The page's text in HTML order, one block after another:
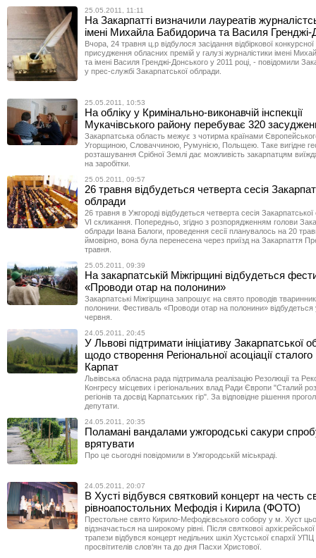
25.05.2011, 11:11
На Закарпатті визначили лауреатів
імені Михайла Бабидорича та Василя Гренджі-
Вчора, 24 травня ц.р відбулося засідання відбіркової конкурсної
присудження обласних премій у галузі журналістики імені
та імені Василя Гренджі-Донського у 2011 році, - повідомили
у прес-службі Закарпатської облради.
25.05.2011, 10:53
На обліку у Кримінально-виконавчій інспекції
Мукачівського району перебуває 320
Закарпатська область межує з чотирма країнами
Угорщиною, Словаччиною, Румунією, Польщею. Таке вигідне
розташування Срібної Землі дає можливість закарпатцям
на заробітки.
25.05.2011, 09:57
26 травня відбудеться четверта сесія
облради
26 травня в Ужгороді відбудеться четверта сесія
VІ скликання. Попередньо, згідно з розпорядженням голови
облради Івана Балоги, проведення сесії планувалось на 20
ймовірно, вона була перенесена через приїзд на Закарпаття
травня.
25.05.2011, 09:39
На закарпатській Міжгірщині відбудеться
«Проводи отар на полонини»
Закарпатські Міжгірщина запрошує на свято проводів
полонини. Фестиваль «Проводи отар на полонини» відбудеться
червня.
24.05.2011, 20:45
У Львові підтримати ініціативу Закарпатської
щодо створення Регіональної асоціації
Карпат
Львівська обласна рада підтримала реалізацію Резолюції та
Конгресу місцевих і регіональних влад Ради Європи "Сталий
регіонів та досвід Карпатських гір". За відповідне рішення
депутати.
24.05.2011, 20:35
Поламані вандалами ужгородські сакури
врятувати
Про це сьогодні повідомили в Ужгородській міськраді.
24.05.2011, 20:07
В Хусті відбувся святковий концерт на честь
рівноапостольних Мефодія і Кирила (ФОТО)
Престольне свято Кирило-Мефодієвського собору у м. Хуст
відзначається на широкому рівні. Після святкової архієрейської
трапези відбувся концерт недільних шкіл Хустської єпархії
просвітителів слов‘ян та до дня Пасхи Христової.